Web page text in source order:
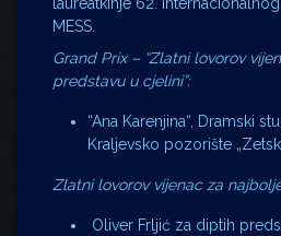
MESS.
Grand Prix – “Zlatni lovorov
predstavu u cjelini”:
“Ana Karenjina“, Dramski
Kraljevsko pozorište
Zlatni lovorov vijenac za
Oliver Frljić za diptih